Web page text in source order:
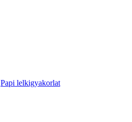
Papi lelkigyakorlat